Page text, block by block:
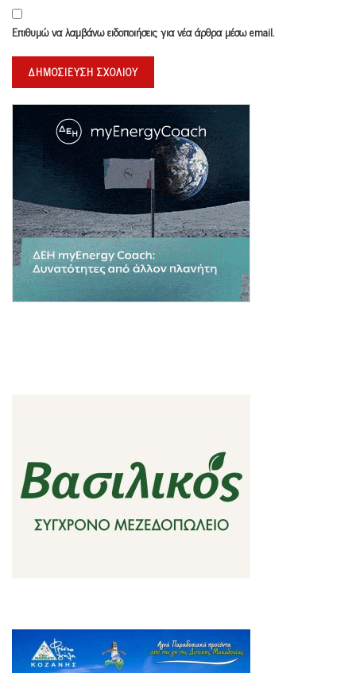
Επιθυμώ να λαμβάνω ειδοποιήσεις για νέα άρθρα μέσω email.